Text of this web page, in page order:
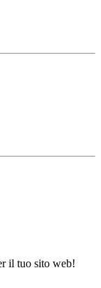
il tuo sito web!